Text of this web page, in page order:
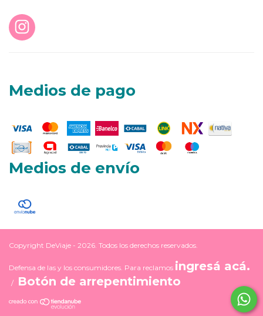
Medios de pago
Medios de envío
Copyright DeViaje - 2026. Todos los derechos reservados.
Defensa de las y los consumidores. Para reclamos ingresá acá.
/ Botón de arrepentimiento